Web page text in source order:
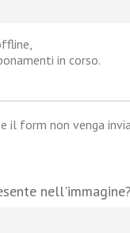
in corso.
il form non venga